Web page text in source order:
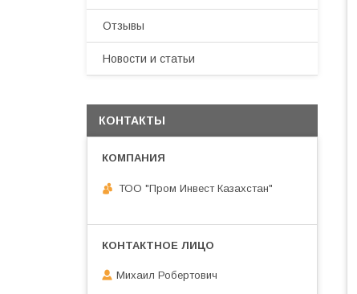
Отзывы
Новости и статьи
КОНТАКТЫ
ТОО "Пром Инвест Казахстан"
Михаил Робертович